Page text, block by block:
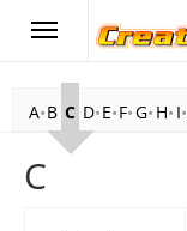
A B C D E F G H I
C